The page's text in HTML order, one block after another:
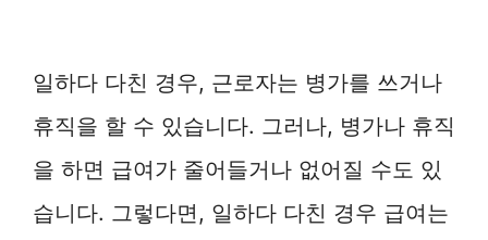
일하다 다친 경우, 근로자는 병가를 쓰거나
휴직을 할 수 있습니다. 그러나, 병가나 휴직
을 하면 급여가 줄어들거나 없어질 수도 있
습니다. 그렇다면, 일하다 다친 경우 급여는